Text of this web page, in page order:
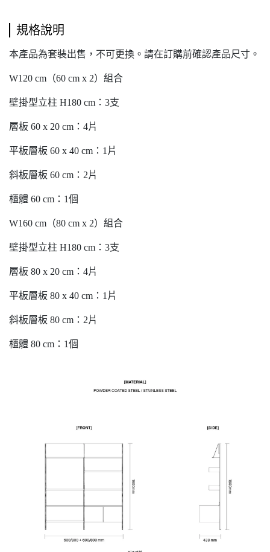
規格說明
本產品為套裝出售，不可更換。請在訂購前確認產品尺寸。
W120 cm（60 cm x 2）組合
壁掛型立柱 H180 cm：3支
層板 60 x 20 cm：4片
平板層板 60 x 40 cm：1片
斜板層板 60 cm：2片
櫃體 60 cm：1個
W160 cm（80 cm x 2）組合
壁掛型立柱 H180 cm：3支
層板 80 x 20 cm：4片
平板層板 80 x 40 cm：1片
斜板層板 80 cm：2片
櫃體 80 cm：1個